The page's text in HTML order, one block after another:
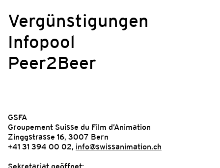
Vergünstigungen
Infopool
Peer2Beer
GSFA
Groupement Suisse du Film d’Animation
Zinggstrasse 16, 3007 Bern
+41 31 394 00 02, info@swissanimation.ch
Sekretariat geöffnet: